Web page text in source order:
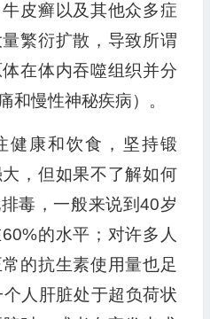
皮癣以及其他众多症
繁衍扩散，导致所谓
在体内吞噬组织并分
和慢性神秘疾病）。
健康和饮食，坚持锻
，但如果不了解如何
毒，一般来说到40岁
的水平；对许多人
的抗生素使用量也足
人肝脏处于超负荷状